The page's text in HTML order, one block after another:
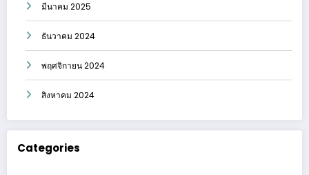
มีนาคม 2025
ธันวาคม 2024
พฤศจิกายน 2024
สิงหาคม 2024
Categories